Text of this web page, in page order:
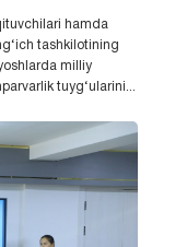
hamda
tashkilotining
milliy
tuyg‘ularini...